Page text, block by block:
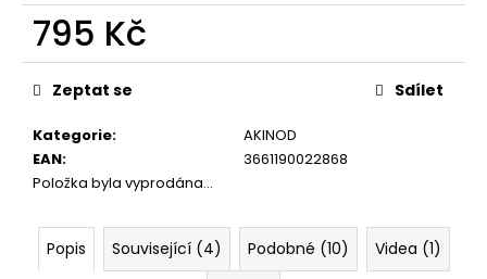
795 Kč
Měrná
cena:
Kategorie:
AKINOD
EAN:
3661190022868
Položka byla vyprodána…
Zeptat se Sdílet
Popis Související (4) Podobné (10)
Videa (1)
KAPESNÍ
NŮŽ
DEEJO
27G
CORALWOOD
295